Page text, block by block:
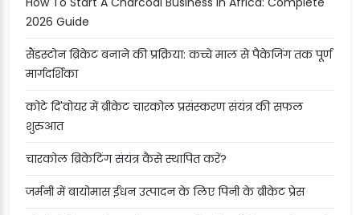
2026 Guide
सैंडस्टोन ब्रिकेट बनाने की प्रक्रिया: कच्चे माल से पैकेजिंग तक पूर्ण
मार्गदर्शिका
कोटे दि'वोयर में ब्रीकेट चारकोल प्रसंस्करण संयंत्र की सफल
शुरुआत
चारकोल ब्रिकेटिंग संयंत्र कैसे स्थापित करें?
जर्मनी में बायोमास ईंधन उत्पादन के लिए पिनी के ब्रीकेट प्रेस